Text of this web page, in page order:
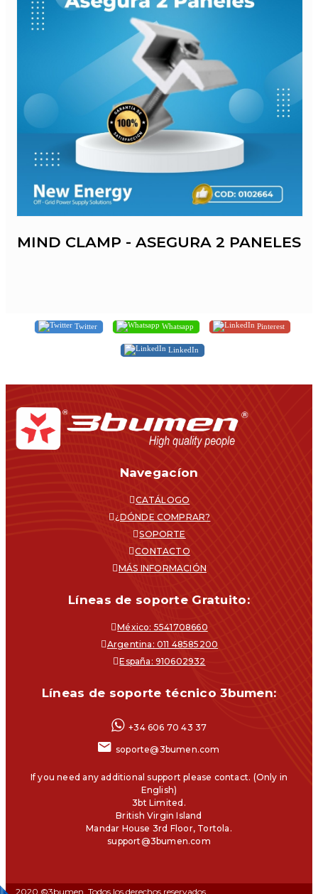
MIND CLAMP - ASEGURA 2 PANELES
Twitter Whatsapp Pinterest
LinkedIn
Navegacíon
CATÁLOGO
¿DÓNDE COMPRAR?
SOPORTE
CONTACTO
MÁS INFORMACIÓN
Líneas de soporte Gratuito:
México: 5541708660
Argentina: 011 48585200
España: 910602932
Líneas de soporte técnico 3bumen:
+34 606 70 43 37
soporte@3bumen.com
If you need any additional support please contact. (Only in
English)
3bt Limited.
British Virgin Island
Mandar House 3rd Floor, Tortola.
support@3bumen.com
2020 ©3bumen. Todos los derechos reservados